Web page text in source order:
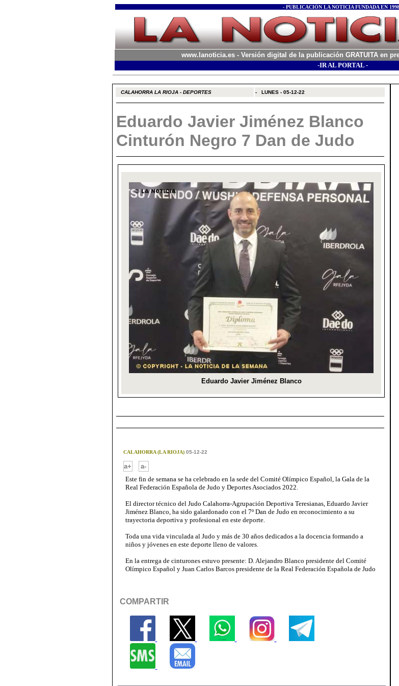
- PUBLICACIÓN LA NOTICIA FUNDADA EN
www.lanoticia.es - Versión digital de la publicación GRATUITA en
-IR AL PORTAL -
CALAHORRA LA RIOJA - DEPORTES - LUNES - 05-12-22
Eduardo Javier Jiménez Blanco
Cinturón Negro 7 Dan de Judo
CALAHORRA (LA RIOJA)05-12-22
a+
a-
Este fin de semana se ha celebrado en la sede del Comité Olímpico Español, la Gala de la
Real Federación Española de Judo y Deportes Asociados 2022.
El director técnico del Judo Calahorra-Agrupación Deportiva Teresianas, Eduardo Javier
Jiménez Blanco, ha sido galardonado con el 7º Dan de Judo en reconocimiento a su
trayectoria deportiva y profesional en este deporte.
Toda una vida vinculada al Judo y más de 30 años dedicados a la docencia formando a
niños y jóvenes en este deporte lleno de valores.
En la entrega de cinturones estuvo presente: D. Alejandro Blanco presidente del Comité
Olímpico Español y Juan Carlos Barcos presidente de la Real Federación Española de Judo
COMPARTIR